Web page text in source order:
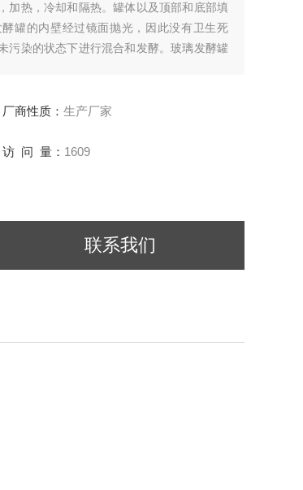
加热，冷却和隔热。罐体以及顶部和底部填
罐的内壁经过镜面抛光，因此没有卫生死
污染的状态下进行混合和发酵。玻璃发酵罐
厂商性质： 生产厂家
访 问 量： 1609
联系我们